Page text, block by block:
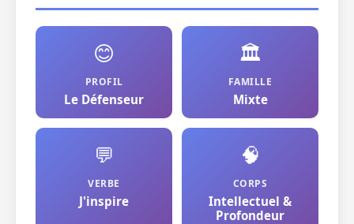
😊
PROFIL
Le Défenseur
🏛️
FAMILLE
Mixte
💬
VERBE
J'inspire
🧠
CORPS
Intellectuel &
Profondeur